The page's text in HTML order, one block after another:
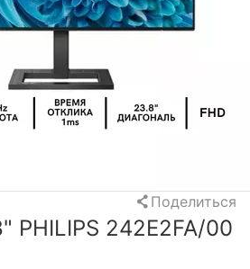
Поделиться
PHILIPS 242E2FA/00